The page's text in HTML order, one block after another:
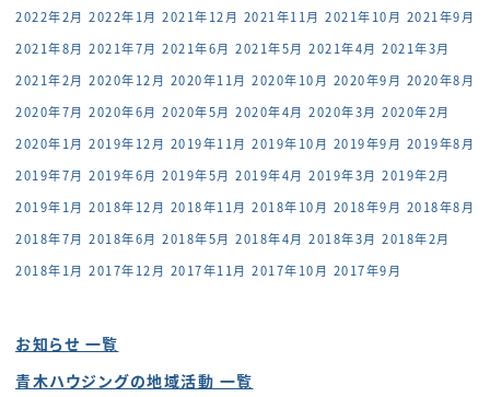
2022年2月 2022年1月 2021年12月 2021年11月 2021年10月 2021年9月
2021年8月 2021年7月 2021年6月 2021年5月 2021年4月 2021年3月
2021年2月 2020年12月 2020年11月 2020年10月 2020年9月 2020年8月
2020年7月 2020年6月 2020年5月 2020年4月 2020年3月 2020年2月
2020年1月 2019年12月 2019年11月 2019年10月 2019年9月 2019年8月
2019年7月 2019年6月 2019年5月 2019年4月 2019年3月 2019年2月
2019年1月 2018年12月 2018年11月 2018年10月 2018年9月 2018年8月
2018年7月 2018年6月 2018年5月 2018年4月 2018年3月 2018年2月
2018年1月 2017年12月 2017年11月 2017年10月 2017年9月
お知らせ 一覧
青木ハウジングの地域活動 一覧